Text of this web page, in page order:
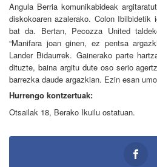
Angula Berria komunikabideak
diskokoaren azalerako. Colon Ibilbidetik
bat da. Bertan, Pecozza United
“Manifara joan ginen, ez pentsa
Lander Bidaurrek. Gainerako parte
dituzte, baina argitu dute oso serio
barrezka daude argazkian. Ezin esan
Hurrengo kontzertuak:
Otsailak 18, Berako Ikuilu ostatuan.